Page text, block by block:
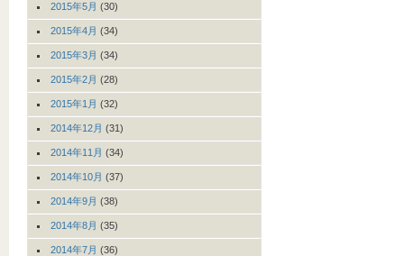
2015年5月 (30)
2015年4月 (34)
2015年3月 (34)
2015年2月 (28)
2015年1月 (32)
2014年12月 (31)
2014年11月 (34)
2014年10月 (37)
2014年9月 (38)
2014年8月 (35)
2014年7月 (36)